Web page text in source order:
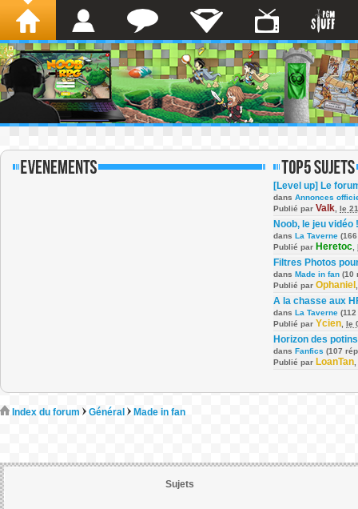
[Level up] Le
dans Annonces
Publié par Valk le
Noob, le jeu vidéo !
dans La Taverne
Publié par Heretoc
Filtres Photos
dans Made in fan (10
Publié par Ophaniel
A la chasse aux
dans La Taverne
Publié par Ycien le
Horizon des potins
dans Fanfics (107
Publié par LoanTan
Index du forum Général Made in fan
Sujets